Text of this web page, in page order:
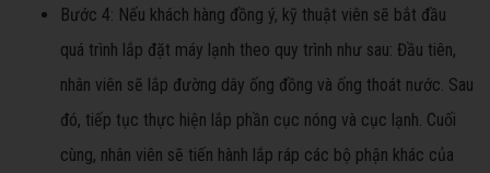
Bước 4: Nếu khách hàng đồng ý, kỹ thuật viên sẽ bắt đầu
quá trình lắp đặt máy lạnh theo quy trình như sau: Đầu tiên,
nhân viên sẽ lắp đường dây ống đồng và ống thoát nước. Sau
đó, tiếp tục thực hiện lắp phần cục nóng và cục lạnh. Cuối
cùng, nhân viên sẽ tiến hành lắp ráp các bộ phận khác của